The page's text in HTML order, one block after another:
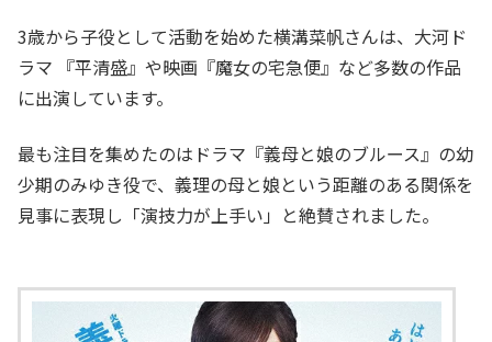
3歳から子役として活動を始めた横溝菜帆さんは、大河ド
ラマ 『平清盛』や映画『魔女の宅急便』など多数の作品
に出演しています。
最も注目を集めたのはドラマ『義母と娘のブルース』の幼
少期のみゆき役で、義理の母と娘という距離のある関係を
見事に表現し「演技力が上手い」と絶賛されました。